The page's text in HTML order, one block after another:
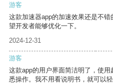
游客
这款加速器app的加速效果还是不
望开发者能够优化一下。
2024-12-31
游客
这款app的用户界面简洁明了，使
悉操作。我不用看说明书，就可以轻